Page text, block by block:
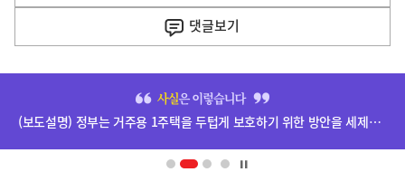
댓글보기
(보도설명) 정부는 거주용 1주택을 두텁게 보호하기 위한 방안을 세제개편안에 담았습니다.